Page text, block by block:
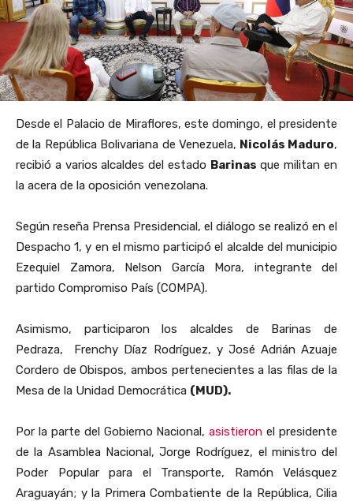
Desde el Palacio de Miraflores, este domingo, el presidente
de la República Bolivariana de Venezuela, Nicolás Maduro,
recibió a varios alcaldes del estado Barinas que militan en
la acera de la oposición venezolana.
Según reseña Prensa Presidencial, el diálogo se realizó en el
Despacho 1, y en el mismo participó el alcalde del municipio
Ezequiel Zamora, Nelson García Mora, integrante del
partido Compromiso País (COMPA).
Asimismo, participaron los alcaldes de Barinas de
Pedraza, Frenchy Díaz Rodríguez, y José Adrián Azuaje
Cordero de Obispos, ambos pertenecientes a las filas de la
Mesa de la Unidad Democrática (MUD).
Por la parte del Gobierno Nacional,asistieron el presidente
de la Asamblea Nacional, Jorge Rodríguez, el ministro del
Poder Popular para el Transporte, Ramón Velásquez
Araguayán; y la Primera Combatiente de la República, Cilia